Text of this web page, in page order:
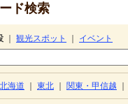
ド検索
観光スポット
イベント
北海道 東北 関東・甲信越